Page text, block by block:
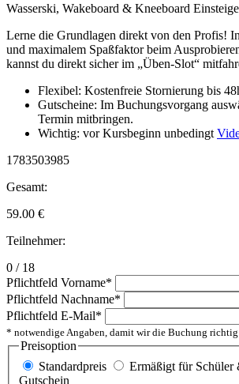
Wasserski, Wakeboard & Kneeboard
Lerne die Grundlagen direkt von den Profis!
und maximalem Spaßfaktor beim
kannst du direkt sicher im „Üben-Slot“
Flexibel: Kostenfreie Stornierung bis
Gutscheine: Im Buchungsvorgang
Termin mitbringen.
Wichtig: vor Kursbeginn unbedingt
1783503985
Gesamt:
59.00 €
Teilnehmer:
0 / 18
Pflichtfeld Vorname*
Pflichtfeld Nachname*
Pflichtfeld E-Mail*
* notwendige Angaben, damit wir die Buchung
Preisoption
Standardpreis
Ermäßigt für Schüler
Gutschein